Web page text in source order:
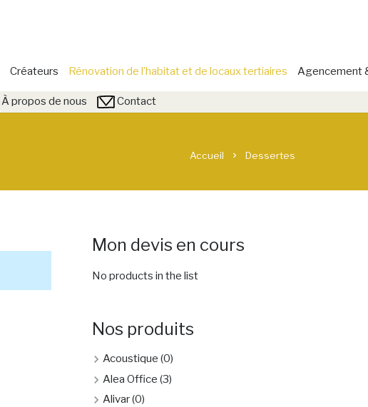
Créateurs Rénovation de l’habitat et de locaux tertiaires Agencement
À propos de nous Contact
Accueil chevron_right Dessertes
Mon devis en cours
No products in the list
Nos produits
Acoustique (0)
Alea Office (3)
Alivar(0)